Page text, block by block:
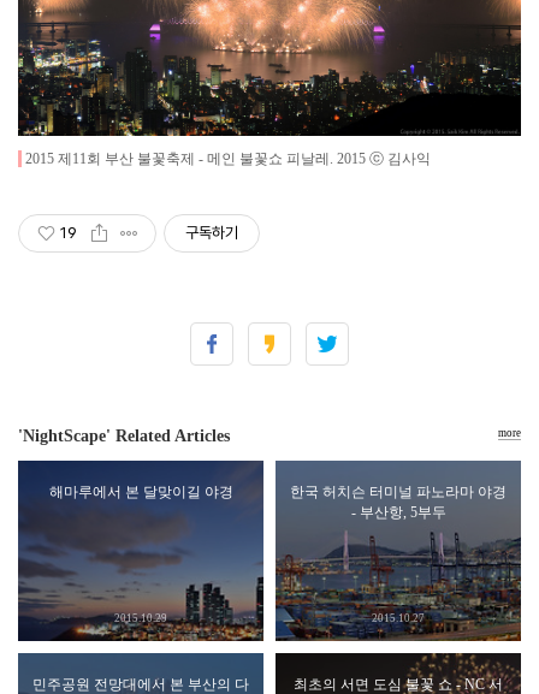
2015 제11회 부산 불꽃축제 - 메인 불꽃쇼 피날레 2015 ⓒ 김사익
19 구독하기
'NightScape' Related Articles
해마루에서 본 달맞이길 야경
2015.10.29
한국 허치슨 터미널 파노라마 야경
- 부산항, 5부두
2015.10.27
민주공원 전망대에서 본 부산의 다
최초의 서면 도심 불꽃 쇼 - NC 서
more